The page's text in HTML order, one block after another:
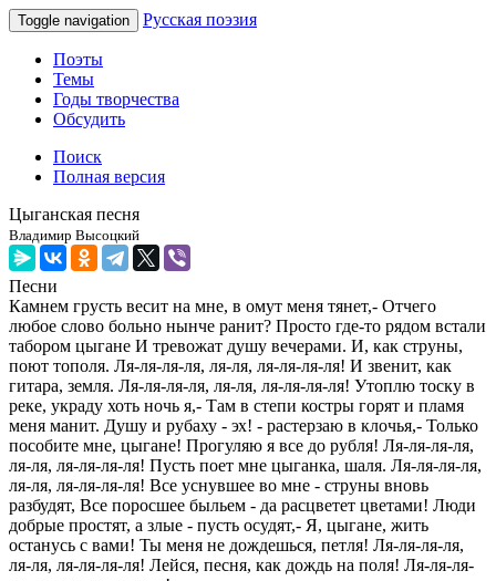
Toggle navigation Русская поэзия
Поэты
Темы
Годы творчества
Обсудить
Поиск
Полная версия
Цыганская песня
Владимир Высоцкий
Песни
Камнем грусть весит на мне, в омут меня тянет,- Отчего
любое слово больно нынче ранит? Просто где-то рядом встали
табором цыгане И тревожат душу вечерами. И, как струны,
поют тополя. Ля-ля-ля-ля, ля-ля, ля-ля-ля-ля! И звенит, как
гитара, земля. Ля-ля-ля-ля, ля-ля, ля-ля-ля-ля! Утоплю тоску в
реке, украду хоть ночь я,- Там в степи костры горят и пламя
меня манит. Душу и рубаху - эх! - растерзаю в клочья,- Только
пособите мне, цыгане! Прогуляю я все до рубля! Ля-ля-ля-ля,
ля-ля, ля-ля-ля-ля! Пусть поет мне цыганка, шаля. Ля-ля-ля-ля,
ля-ля, ля-ля-ля-ля! Все уснувшее во мне - струны вновь
разбудят, Все поросшее быльем - да расцветет цветами! Люди
добрые простят, а злые - пусть осудят,- Я, цыгане, жить
останусь с вами! Ты меня не дождешься, петля! Ля-ля-ля-ля,
ля-ля, ля-ля-ля-ля! Лейся, песня, как дождь на поля! Ля-ля-ля-